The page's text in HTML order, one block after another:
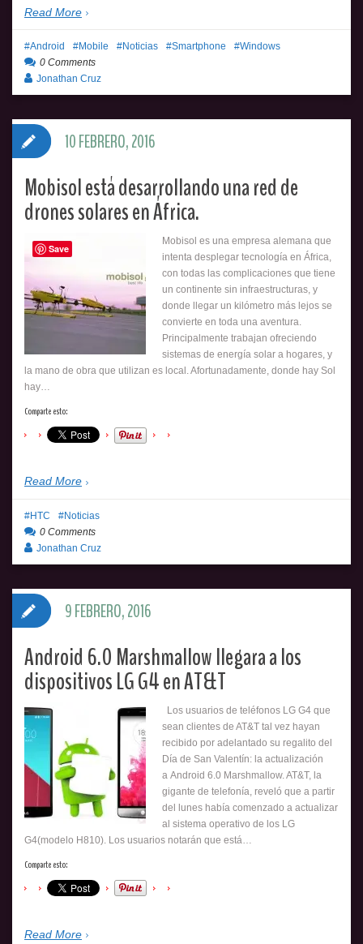
Read More
Android Mobile Noticias Smartphone
Windows
0 Comments
Jonathan Cruz
Mobisol está desarrollando una red de
drones solares en África.
Mobisol es una empresa alemana que
intenta desplegar tecnología en África,
con todas las complicaciones que tiene
un continente sin infraestructuras, y
donde llegar un kilómetro más lejos se
convierte en toda una aventura.
Principalmente trabajan ofreciendo
sistemas de energía solar a hogares, y
la mano de obra que utilizan es local. Afortunadamente, donde hay Sol
hay…
Comparte esto:
Read More
10 FEBRERO, 2016
HTC
Noticias
0 Comments
Jonathan Cruz
Android 6.0 Marshmallow llegara a los
dispositivos LG G4 en AT&T
Los usuarios de teléfonos LG G4 que
sean clientes de AT&T tal vez hayan
recibido por adelantado su regalito del
Día de San Valentín: la actualización
a Android 6.0 Marshmallow. AT&T, la
gigante de telefonía, reveló que a partir
del lunes había comenzado a actualizar
al sistema operativo de los LG
G4(modelo H810). Los usuarios notarán que está…
Comparte esto:
Read More
9 FEBRERO, 2016
Save